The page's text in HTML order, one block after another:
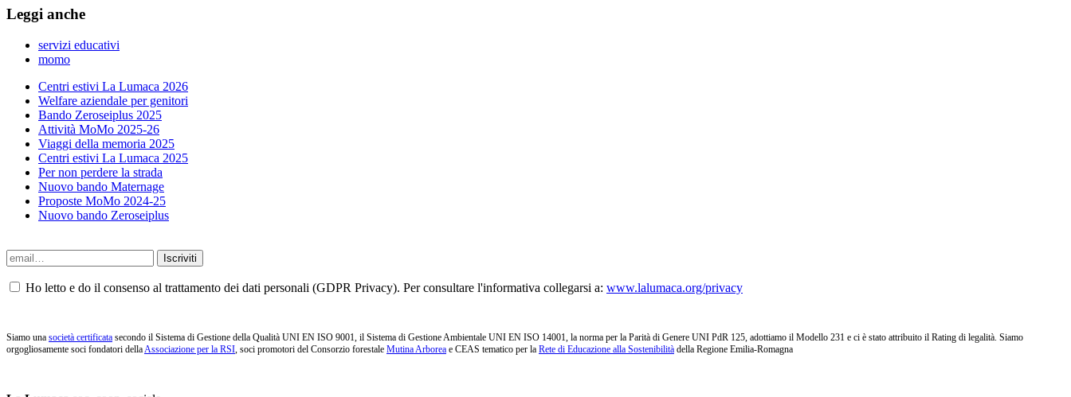
Leggi anche
servizi educativi
momo
Centri estivi La Lumaca 2026
Welfare aziendale per genitori
Bando Zeroseiplus 2025
Attività MoMo 2025-26
Viaggi della memoria 2025
Centri estivi La Lumaca 2025
Per non perdere la strada
Nuovo bando Maternage
Proposte MoMo 2024-25
Nuovo bando Zeroseiplus
Ho letto e do il consenso al trattamento dei dati personali (GDPR Privacy). Per consultare l'informativa collegarsi a: www.lalumaca.org/privacy
Siamo una società certificata secondo il Sistema di Gestione della Qualità UNI EN ISO 9001, il Sistema di Gestione Ambientale UNI EN ISO 14001, la norma per la Parità di Genere UNI PdR 125, adottiamo il Modello 231 e ci è stato attribuito il Rating di legalità. Siamo
orgogliosamente soci fondatori dellaAssociazione per la RSI, soci promotori del Consorzio forestale Mutina Arborea e CEAS tematico per la Rete di Educazione alla Sostenibilità della Regione Emilia-Romagna